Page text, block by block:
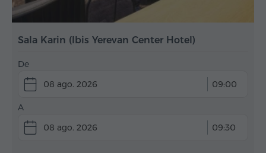
Sala Karin (Ibis Yerevan Center Hotel)
De
08 ago. 2026
09:00
A
08 ago. 2026
09:30